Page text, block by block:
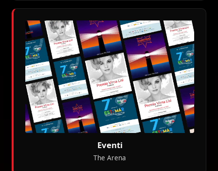
Eventi
The Arena